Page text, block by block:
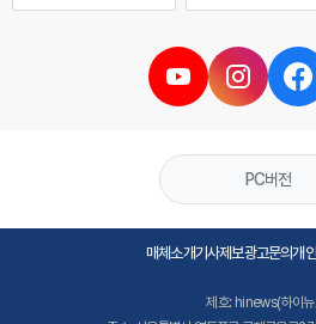
PC버전
매체소개기사제보광고문의개
제호: hinews(하이뉴